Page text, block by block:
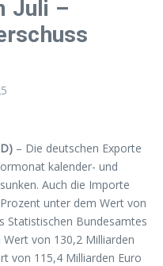
Juli –
– Die deutschen Exporte
kalender- und
Auch die Importe
unter dem Wert von
Statistischen Bundesamtes
von 130,2 Milliarden
von 115,4 Milliarden Euro